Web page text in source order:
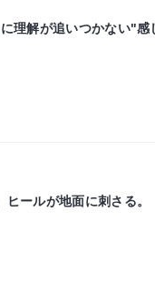
理解が追いつかない"
ールが地面に刺さる。